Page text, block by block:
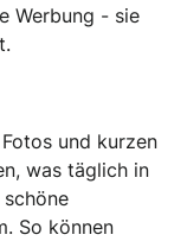
Werbung - sie
und kurzen
was täglich in
So können